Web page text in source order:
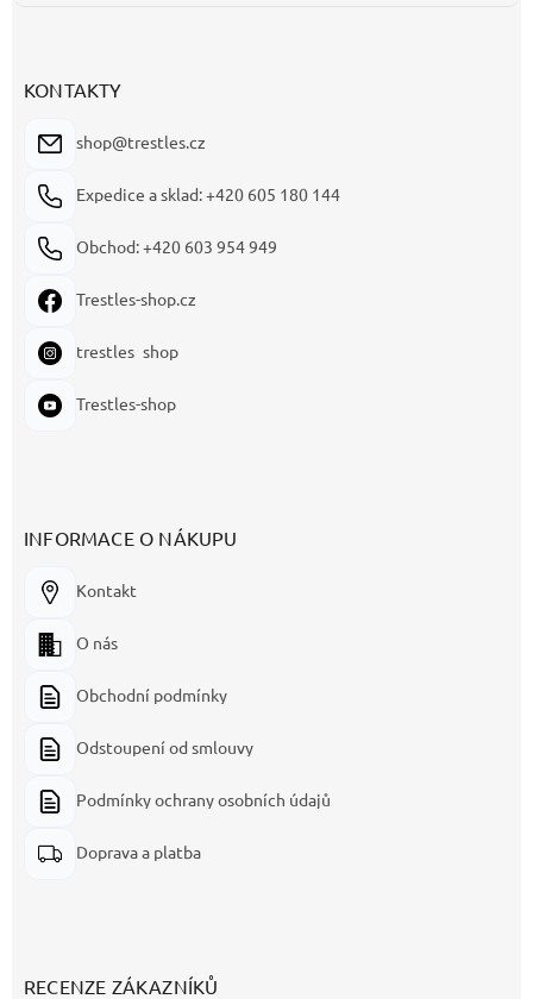
KONTAKTY
shop@trestles.cz
Expedice a sklad: +420 605 180 144
Obchod: +420 603 954 949
Trestles-shop.cz
trestles_shop
Trestles-shop
INFORMACE O NÁKUPU
Kontakt
O nás
Obchodní podmínky
Odstoupení od smlouvy
Podmínky ochrany osobních údajů
Doprava a platba
RECENZE ZÁKAZNÍKŮ